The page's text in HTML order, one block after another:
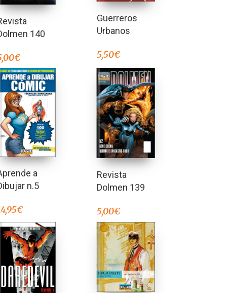
140
€
Guerreros
Urbanos
5,50€
a
n.5
€
Revista
Dolmen 139
5,00€